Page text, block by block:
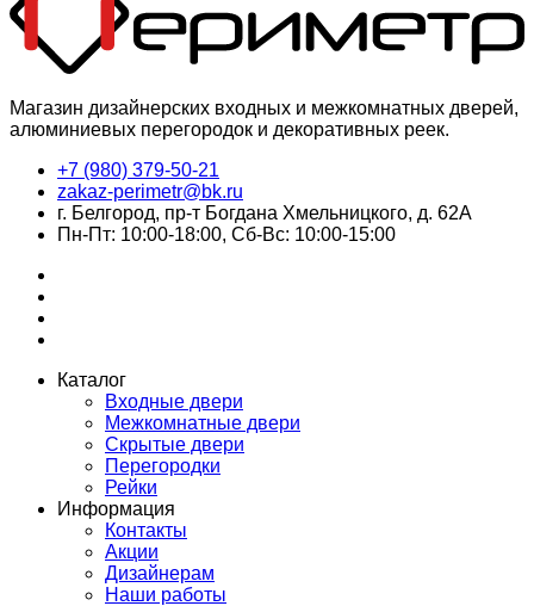
Магазин дизайнерских входных и межкомнатных дверей,
алюминиевых перегородок и декоративных реек.
+7 (980) 379-50-21
zakaz-perimetr@bk.ru
г. Белгород, пр-т Богдана Хмельницкого, д. 62А
Пн-Пт: 10:00-18:00, Сб-Вс: 10:00-15:00
Каталог
Входные двери
Межкомнатные двери
Скрытые двери
Перегородки
Рейки
Информация
Контакты
Акции
Дизайнерам
Наши работы